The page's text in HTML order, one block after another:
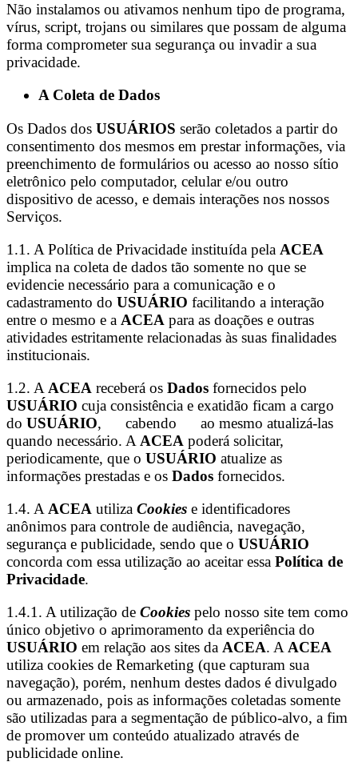
Não instalamos ou ativamos nenhum tipo de programa,
vírus, script, trojans ou similares que possam de alguma
forma comprometer sua segurança ou invadir a sua
privacidade.
A Coleta de Dados
Os Dados dos USUÁRIOS serão coletados a partir do
consentimento dos mesmos em prestar informações, via
preenchimento de formulários ou acesso ao nosso sítio
eletrônico pelo computador, celular e/ou outro
dispositivo de acesso, e demais interações nos nossos
Serviços.
1.1. A Política de Privacidade instituída pela ACEA
implica na coleta de dados tão somente no que se
evidencie necessário para a comunicação e o
cadastramento do USUÁRIO facilitando a interação
entre o mesmo e a ACEA para as doações e outras
atividades estritamente relacionadas às suas finalidades
institucionais.
1.2. A ACEA receberá os Dados fornecidos pelo
USUÁRIO cuja consistência e exatidão ficam a cargo
do USUÁRIO, cabendo ao mesmo atualizá-las
quando necessário. A ACEA poderá solicitar,
periodicamente, que o USUÁRIO atualize as
informações prestadas e os Dados fornecidos.
1.4. A ACEA utiliza Cookies e identificadores
anônimos para controle de audiência, navegação,
segurança e publicidade, sendo que o USUÁRIO
concorda com essa utilização ao aceitar essa Política de
Privacidade.
1.4.1. A utilização de Cookies pelo nosso site tem como
único objetivo o aprimoramento da experiência do
USUÁRIO em relação aos sites da ACEA. AACEA
utiliza cookies de Remarketing (que capturam sua
navegação), porém, nenhum destes dados é divulgado
ou armazenado, pois as informações coletadas somente
são utilizadas para a segmentação de público-alvo, a fim
de promover um conteúdo atualizado através de
publicidade online.